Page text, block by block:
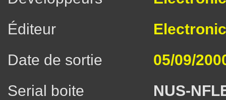
Éditeur
Date de sortie
05/09/
Serial boite
NUS-